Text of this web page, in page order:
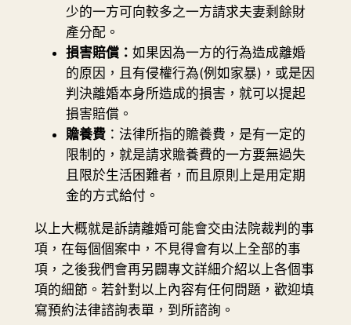
少的一方可向較多之一方請求夫妻剩餘財
產分配。
損害賠償： 如果因為一方的行為造成離婚
的原因，且有侵權行為(例如家暴)，或是因
判決離婚本身所造成的損害，就可以提起
損害賠償。
贍養費：法律所指的贍養費，是有一定的
限制的，就是請求贍養費的一方要無過失
且限於生活困難者，而且原則上是用定期
金的方式給付。
以上大概就是訴請離婚可能會交由法院裁判的事
項，在每個個案中，不見得會有以上全部的事
項，之後我們會再另闢專文詳細介紹以上各個事
項的細節。若針對以上內容有任何問題，歡迎填
寫預約法律諮詢表單，到所諮詢。